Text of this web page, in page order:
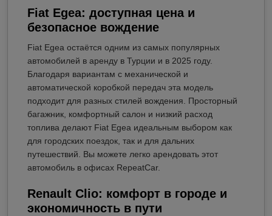
Fiat Egea: доступная цена и
безопасное вождение
Fiat Egea остаётся одним из самых популярных
автомобилей в аренду в Турции и в 2025 году.
Благодаря вариантам с механической и
автоматической коробкой передач эта модель
подходит для разных стилей вождения. Просторный
багажник, комфортный салон и низкий расход
топлива делают Fiat Egea идеальным выбором как
для городских поездок, так и для дальних
путешествий. Вы можете легко арендовать этот
автомобиль в офисах RepeatCar.
Renault Clio: комфорт в городе и
экономичность в пути